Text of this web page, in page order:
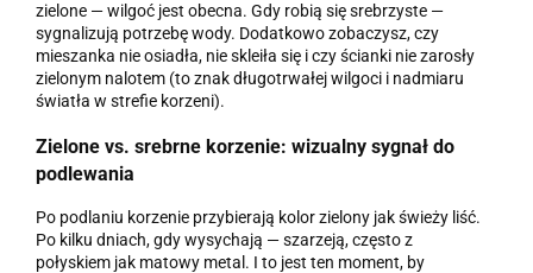
zielone — wilgoć jest obecna. Gdy robią się srebrzyste —
sygnalizują potrzebę wody. Dodatkowo zobaczysz, czy
mieszanka nie osiadła, nie skleiła się i czy ścianki nie zarosły
zielonym nalotem (to znak długotrwałej wilgoci i nadmiaru
światła w strefie korzeni).
Zielone vs. srebrne korzenie: wizualny sygnał do
podlewania
Po podlaniu korzenie przybierają kolor zielony jak świeży liść.
Po kilku dniach, gdy wysychają — szarzeją, często z
połyskiem jak matowy metal. I to jest ten moment, by